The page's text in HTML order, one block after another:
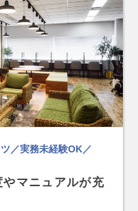
／実務未経験OK／
マニュアルが充